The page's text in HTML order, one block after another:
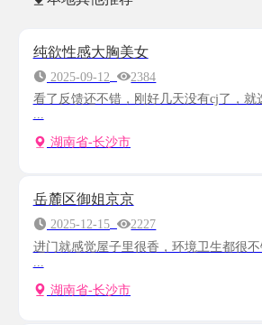
纯欲性感大胸美女
2025-09-12
2384
看了反馈还不错，刚好几天没有cj了，就
...
湖南省-长沙市
岳麓区御姐京京
2025-12-15
2227
进门就感觉屋子里很香，环境卫生都很不
湖南省-长沙市